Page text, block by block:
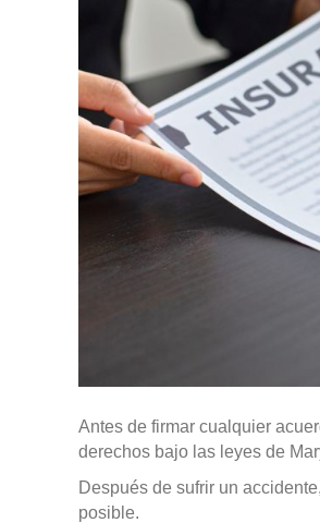
Antes de firmar cualquier
derechos bajo las leyes de
Después de sufrir un
posible.